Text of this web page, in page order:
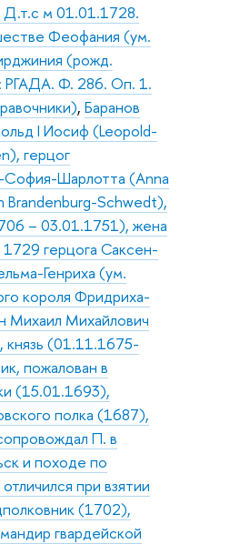
м 01.01.1728.
Феофания (ум.
(рожд.
РГАДА. Ф. 286. Оп. 1.
, Баранов
I Иосиф (Leopold-
герцог
София-Шарлотта (Anna
Schwedt),
– 03.01.1751), жена
герцога Саксен-
Генриха (ум.
короля Фридриха-
Михаил Михайлович
(01.11.1675-
пожалован в
(15.01.1693),
полка (1687),
П. в
и походе по
при взятии
(1702),
гвардейской